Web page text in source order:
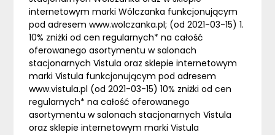
internetowym marki Wólczanka funkcjonującym
pod adresem www.wolczanka.pl; (od 2021-03-15) 1.
10% zniżki od cen regularnych* na całość
oferowanego asortymentu w salonach
stacjonarnych Vistula oraz sklepie internetowym
marki Vistula funkcjonującym pod adresem
www.vistula.pl (od 2021-03-15) 10% zniżki od cen
regularnych* na całość oferowanego
asortymentu w salonach stacjonarnych Vistula
oraz sklepie internetowym marki Vistula